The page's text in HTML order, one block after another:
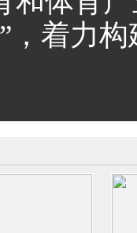
，着力